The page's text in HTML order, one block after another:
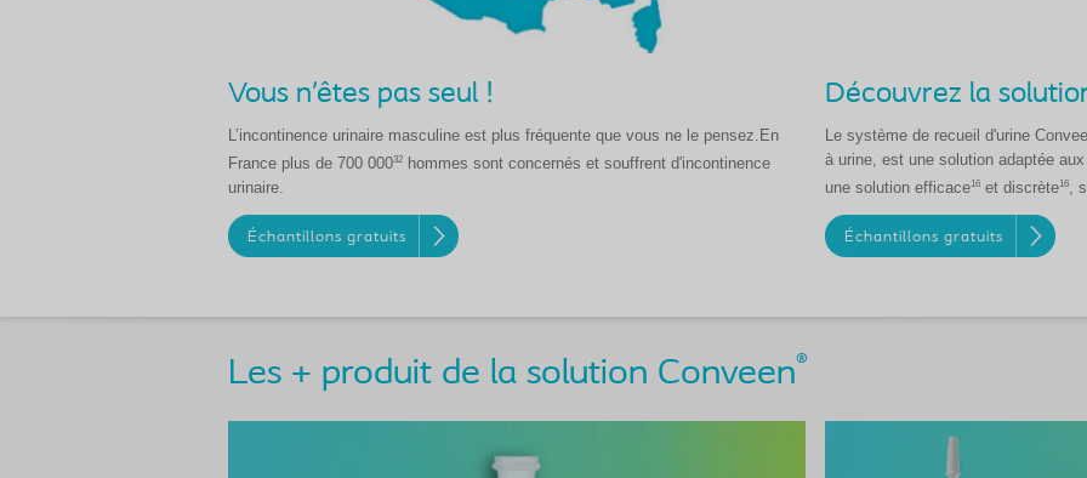
Vous n’êtes pas seul !
L’incontinence urinaire masculine est plus fréquente que vous ne le pensez.En
France plus de 700 00032
hommes sont concernés et souffrent d'incontinence
urinaire.
Échantillons gratuits
Découvrez la
Le système de recueil d'urine
à urine, est une solution adaptée
une solution efficace16 et discrète16,
Échantillons gratuits
Les + produit de la solution Conveen®